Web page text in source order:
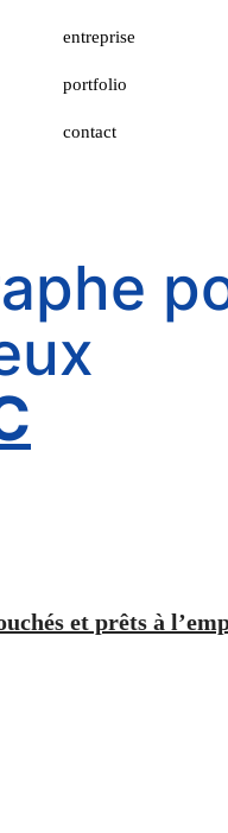
entreprise
portfolio
contact
et prêts à